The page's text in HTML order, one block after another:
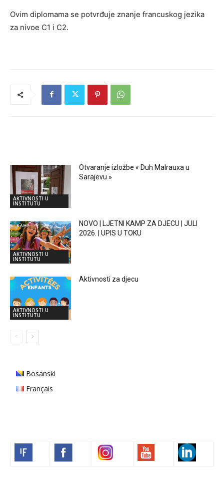
Ovim diplomama se potvrđuje znanje francuskog jezika
za nivoe C1 i C2.
AKTIVNOSTI U
INSTITUTU
Otvaranje izložbe « Duh Malrauxa u
Sarajevu »
AKTIVNOSTI U
INSTITUTU
NOVO | LJETNI KAMP ZA DJECU | JULI
2026. | UPIS U TOKU
AKTIVNOSTI U
INSTITUTU
Aktivnosti za djecu
Bosanski
Français